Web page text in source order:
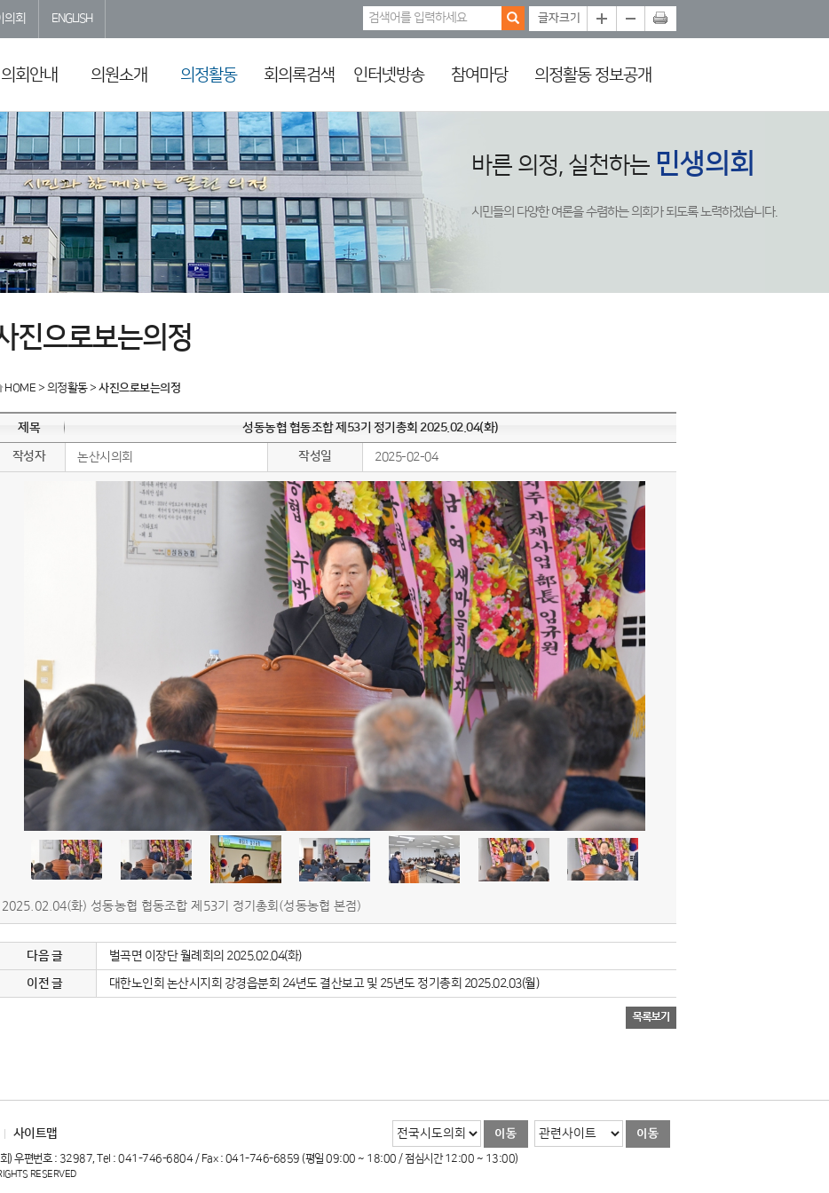
의회 ENGLISH
의회안내 의원소개 의정활동 회의록검색 인터넷방송 참여마당 의정활동 정보공개
바른 의정, 실천하는 민생의회
시민들의 다양한 여론을 수렴하는 의회가 되도록 노력하겠습니다.
진으로보는의정
HOME > 의정활동> 사진으로보는의정
제목
성동농협 협동조합 제53기 정기총회 2025.02.04(화)
작성자
논산시의회 작성일 2025-02-04
2025.02.04(화) 성동농협 협동조합 제53기 정기총회(성동농협 본점)
다음 글
벌곡면 이장단 월례회의 2025.02.04(화)
이전 글
대한노인회 논산시지회 강경읍분회 24년도 결산보고 및 25년도 정기총회 2025.02.03(월)
사이트맵
의회) 우편번호 : 32987, Tel : 041-746-6804 / Fax : 041-746-6859 (평일 09:00 ~ 18:00 / 점심시간 12:00 ~ 13:00)
RESERVED